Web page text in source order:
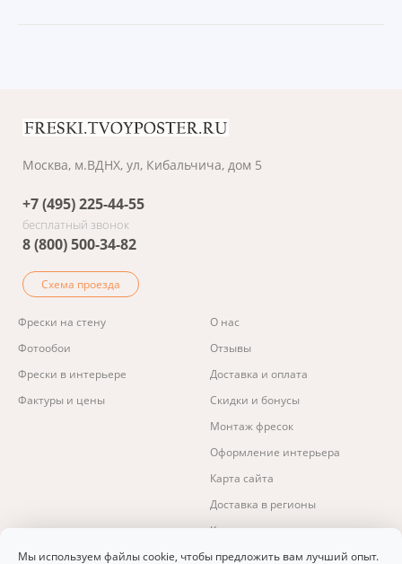
Москва, м.ВДНХ, ул, Кибальчича, дом 5
+7 (495) 225-44-55
бесплатный звонок
8 (800) 500-34-82
Схема проезда
Фрески на стену
Фотообои
Фрески в интерьере
Фактуры и цены
О нас
Отзывы
Доставка и оплата
Скидки и бонусы
Монтаж фресок
Оформление интерьера
Карта сайта
Доставка в регионы
Контакты
Изготовление фресок и фотообоев.
Мы используем файлы cookie, чтобы предложить вам лучший опыт.